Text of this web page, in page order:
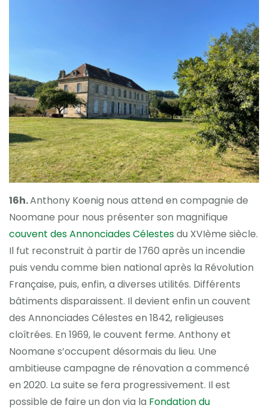
16h.Anthony Koenig nous attend en compagnie de
Noomane pour nous présenter son magnifique
couvent des Annonciades Célestesdu XVIème siècle.
Il fut reconstruit à partir de 1760 après un incendie
puis vendu comme bien national après la Révolution
Française, puis, enfin, a diverses utilités. Différents
bâtiments disparaissent. Il devient enfin un couvent
des Annonciades Célestes en 1842, religieuses
cloîtrées. En 1969, le couvent ferme. Anthony et
Noomane s’occupent désormais du lieu. Une
ambitieuse campagne de rénovation a commencé
en 2020. La suite se fera progressivement. Il est
possible de faire un don via la Fondation du